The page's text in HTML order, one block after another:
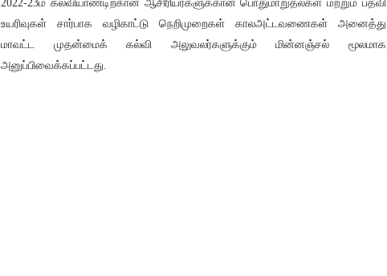
2022-23ம் கல்வியாண்டிற்கான ஆசிரியர்களுக்கான பொதுமாறுதல்கள் மற்றும் பதவி
உயரிவுகள் சார்பாக வழிகாட்டு நெறிமுறைகள் காலஅட்டவணைகள் அனைத்து
மாவட்ட முதன்மைக் கல்வி அலுவலர்களுக்கும் மின்னஞ்சல் மூலமாக
அனுப்பிவைக்கப்பட்டது.